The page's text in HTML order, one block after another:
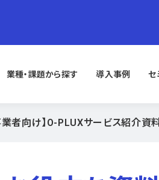
業種・課題から探す 導入事例 セ
業者向け】O-PLUXサービス紹介資